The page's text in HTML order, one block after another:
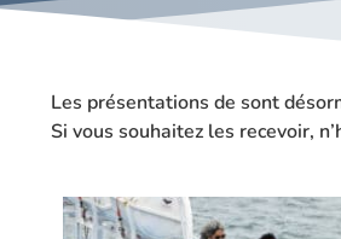
Les présentations de sont
Si vous souhaitez les recevoir,